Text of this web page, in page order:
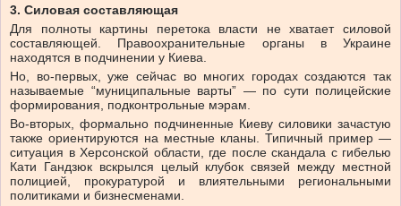
3. Силовая составляющая
Для полноты картины перетока власти не хватает силовой
составляющей. Правоохранительные органы в Украине
находятся в подчинении у Киева.
Но, во-первых, уже сейчас во многих городах создаются так
называемые “муниципальные варты” — по сути полицейские
формирования, подконтрольные мэрам.
Во-вторых, формально подчиненные Киеву силовики зачастую
также ориентируются на местные кланы. Типичный пример —
ситуация в Херсонской области, где после скандала с гибелью
Кати Гандзюк вскрылся целый клубок связей между местной
полицией, прокуратурой и влиятельными региональными
политиками и бизнесменами.